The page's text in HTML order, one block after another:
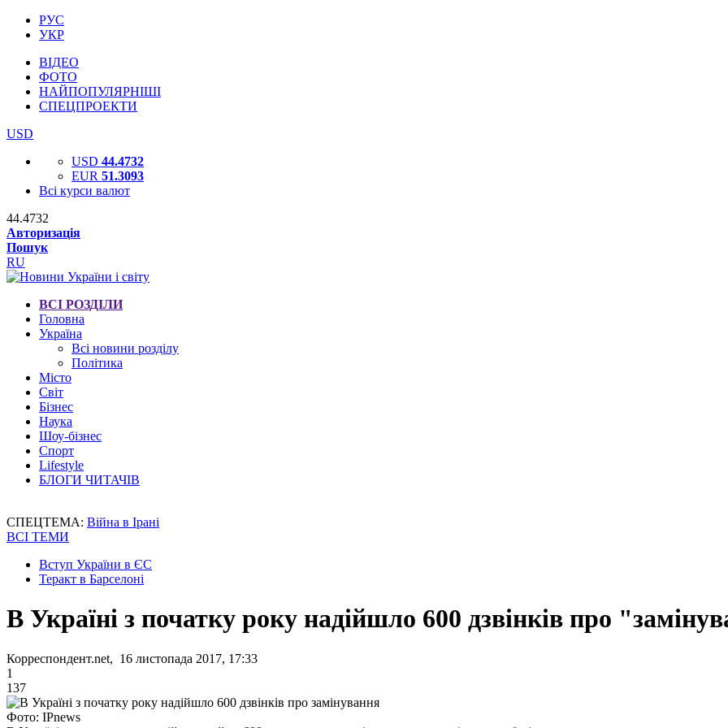
РУС
УКР
ВІДЕО
ФОТО
НАЙПОПУЛЯРНІШІ
СПЕЦПРОЕКТИ
USD
USD 44.4732
EUR 51.3093
Всі курси валют
44.4732
Авторизація
Пошук
RU
ВСІ РОЗДІЛИ
Головна
Україна
Всі новини розділу
Політика
Місто
Світ
Бізнес
Наука
Шоу-бізнес
Спорт
Lifestyle
БЛОГИ ЧИТАЧІВ
СПЕЦТЕМА: Війна в Ірані
ВСІ ТЕМИ
Вступ України в ЄС
Теракт в Барселоні
В Україні з початку року надійшло 600 дзвінків про
Корреспондент.net, 16 листопада 2017, 17:33
1
137
Фото: IPnews